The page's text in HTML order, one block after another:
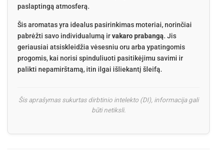
paslaptingą atmosferą.
Šis aromatas yra idealus pasirinkimas moteriai, norinčiai
pabrėžti savo individualumą irvakaro prabangą. Jis
geriausiai atsiskleidžia vėsesniu oru arba ypatingomis
progomis, kai norisi spinduliuoti pasitikėjimu savimi ir
palikti nepamirštamą, itin ilgai išliekantį šleifą.
Šis aprašymas sukurtas dirbtinio intelekto (DI), informacija gali
būti netiksli.